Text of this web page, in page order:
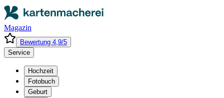
Magazin
Bewertung 4,9/5
Service
Hochzeit
Fotobuch
Geburt